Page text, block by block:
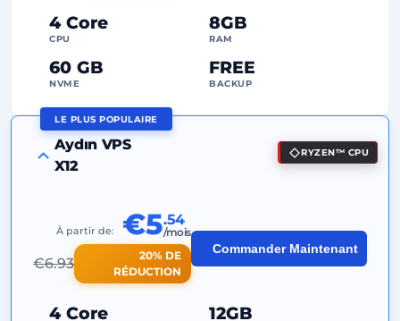
DédiéeAdresse IP
4 Core
CPU
8GB
RAM
60 GB
NVME
FREE
BACKUP
FREE Anti-DDoS
99%
2 Points de sauvegarde
24/7
Support expert
LE PLUS POPULAIRE
Aydın VPS
X12
RYZEN™ CPU
4 Core 12GB
À partir de: €5.54
/mois
€6.93
20% DE
RÉDUCTION
Commander Maintenant